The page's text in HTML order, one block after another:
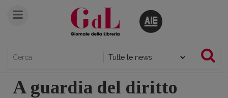
A guardia del diritto